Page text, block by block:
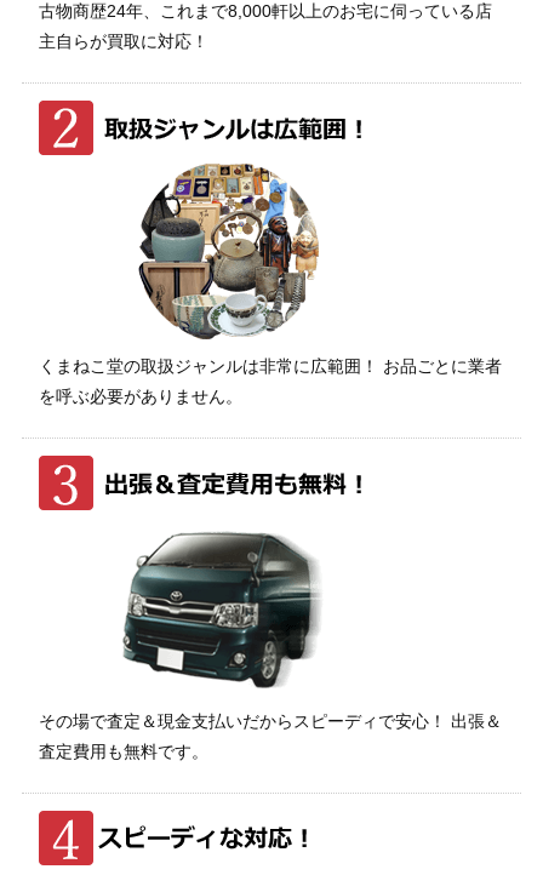
古物商歴24年、これまで8,000軒以上のお宅に伺っている店
主自らが買取に対応！
くまねこ堂の取扱ジャンルは非常に広範囲！ お品ごとに業者
を呼ぶ必要がありません。
その場で査定＆現金支払いだからスピーディで安心！ 出張＆
査定費用も無料です。